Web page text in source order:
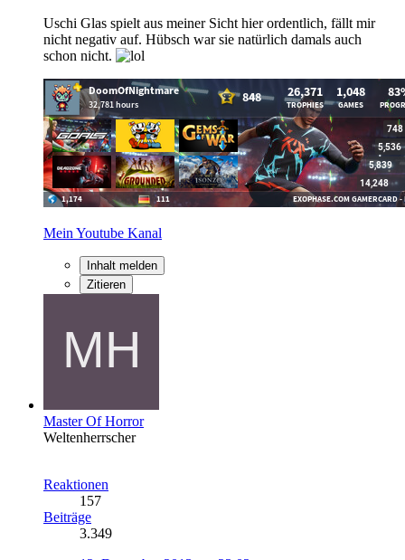
Uschi Glas spielt aus meiner Sicht hier ordentlich, fällt mir
nicht negativ auf. Hübsch war sie natürlich damals auch
schon nicht.
Mein Youtube Kanal
Inhalt melden
Zitieren
Master Of Horror
Weltenherrscher
Reaktionen
157
Beiträge
3.349